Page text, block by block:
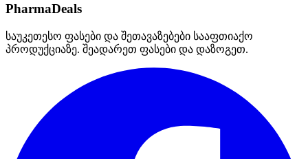
PharmaDeals
საუკეთესო ფასები და შეთავაზებები სააფთიაქო
პროდუქციაზე. შეადარეთ ფასები და დაზოგეთ.